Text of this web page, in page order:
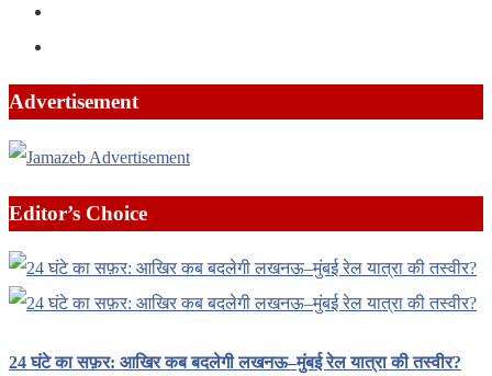
Advertisement
Editor’s Choice
24 घंटे का सफ़र: आखिर कब बदलेगी लखनऊ–मुंबई रेल यात्रा की तस्वीर?